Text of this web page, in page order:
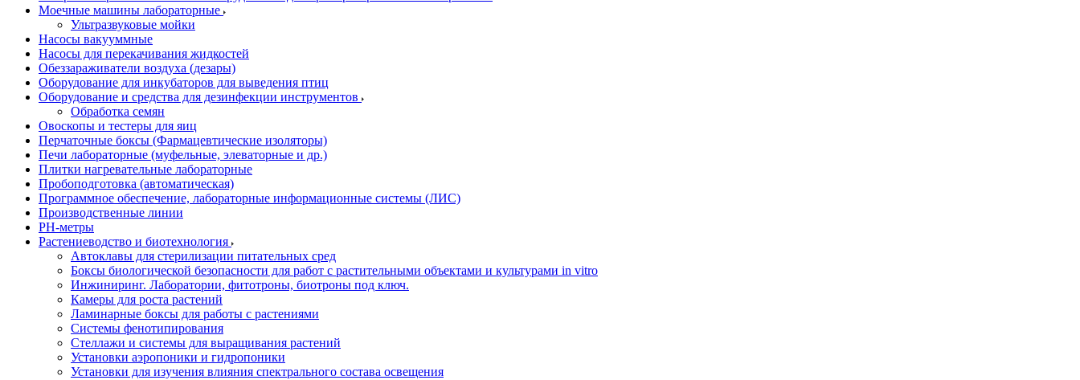
Моечные машины лабораторные
Ультразвуковые мойки
Насосы вакууммные
Насосы для перекачивания жидкостей
Обеззараживатели воздуха (дезары)
Оборудование для инкубаторов для выведения птиц
Оборудование и средства для дезинфекции инструментов
Обработка семян
Овоскопы и тестеры для яиц
Перчаточные боксы (Фармацевтические изоляторы)
Печи лабораторные (муфельные, элеваторные и др.)
Плитки нагревательные лабораторные
Пробоподготовка (автоматическая)
Программное обеспечение, лабораторные информационные системы (ЛИС)
Производственные линии
РH-метры
Растениеводство и биотехнология
Автоклавы для стерилизации питательных сред
Боксы биологической безопасности для работ с растительными объектами и культурами in vitro
Инжиниринг. Лаборатории, фитотроны, биотроны под ключ.
Камеры для роста растений
Ламинарные боксы для работы с растениями
Системы фенотипирования
Стеллажи и системы для выращивания растений
Установки аэропоники и гидропоники
Установки для изучения влияния спектрального состава освещения